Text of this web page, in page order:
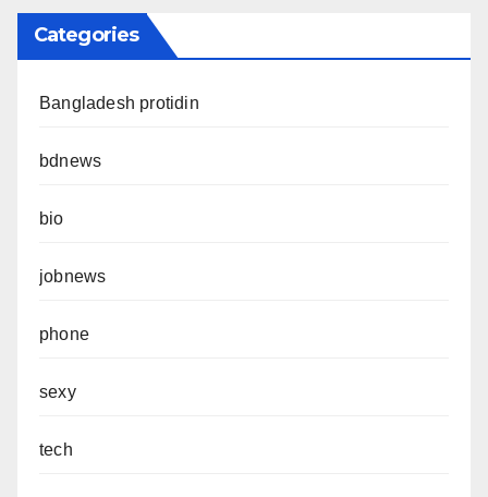
Categories
Bangladesh protidin
bdnews
bio
jobnews
phone
sexy
tech